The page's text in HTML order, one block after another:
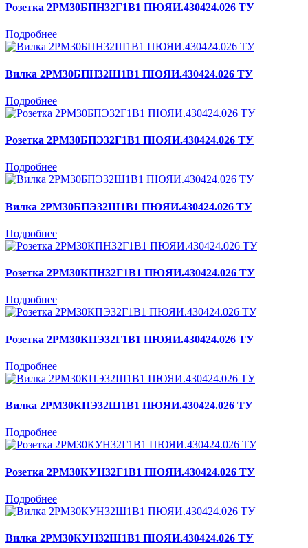
Розетка 2РМ30БПН32Г1В1 ПЮЯИ.430424.026 ТУ
Подробнее
Вилка 2РМ30БПН32Ш1В1 ПЮЯИ.430424.026 ТУ
Подробнее
Розетка 2РМ30БПЭ32Г1В1 ПЮЯИ.430424.026 ТУ
Подробнее
Вилка 2РМ30БПЭ32Ш1В1 ПЮЯИ.430424.026 ТУ
Подробнее
Розетка 2РМ30КПН32Г1В1 ПЮЯИ.430424.026 ТУ
Подробнее
Розетка 2РМ30КПЭ32Г1В1 ПЮЯИ.430424.026 ТУ
Подробнее
Вилка 2РМ30КПЭ32Ш1В1 ПЮЯИ.430424.026 ТУ
Подробнее
Розетка 2РМ30КУН32Г1В1 ПЮЯИ.430424.026 ТУ
Подробнее
Вилка 2РМ30КУН32Ш1В1 ПЮЯИ.430424.026 ТУ